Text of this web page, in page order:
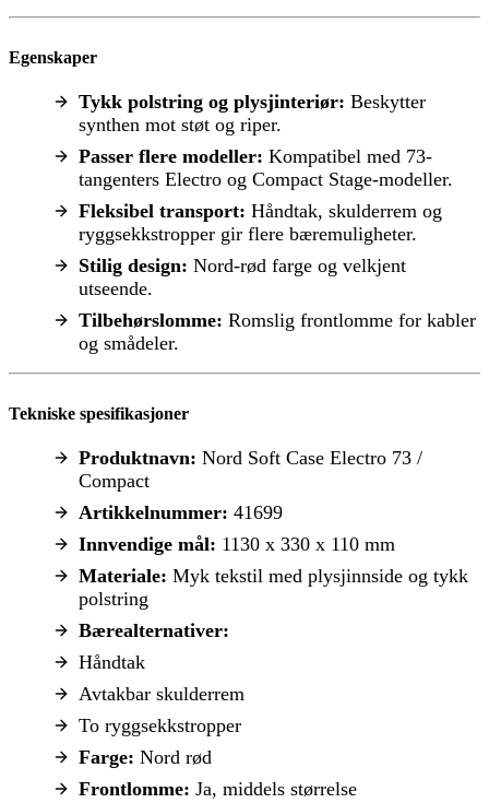
Egenskaper
Tykk polstring og plysjinteriør: Beskytter
synthen mot støt og riper.
Passer flere modeller: Kompatibel med 73-
tangenters Electro og Compact Stage-modeller.
Fleksibel transport: Håndtak, skulderrem og
ryggsekkstropper gir flere bæremuligheter.
Stilig design: Nord-rød farge og velkjent
utseende.
Tilbehørslomme: Romslig frontlomme for kabler
og smådeler.
Tekniske spesifikasjoner
Produktnavn: Nord Soft Case Electro 73 /
Compact
Artikkelnummer: 41699
Innvendige mål: 1130 x 330 x 110 mm
Materiale: Myk tekstil med plysjinnside og tykk
polstring
Bærealternativer:
Håndtak
Avtakbar skulderrem
To ryggsekkstropper
Farge: Nord rød
Frontlomme: Ja, middels størrelse